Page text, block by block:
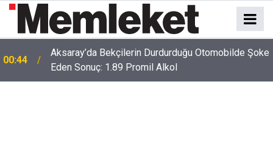
00:44
Aksaray’da Bekçilerin Durdurduğu Otomobilde Şoke
Eden Sonuç: 1.89 Promil Alkol